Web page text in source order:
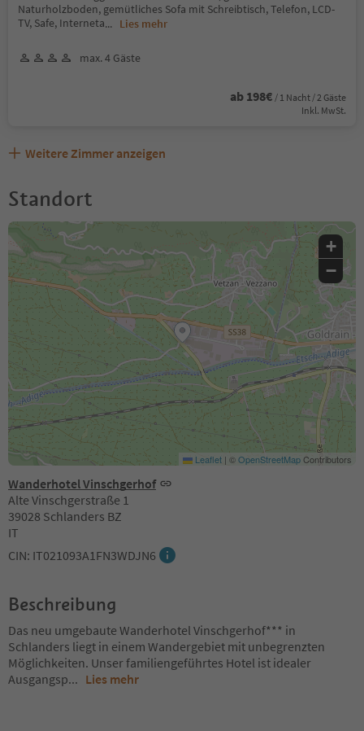
Naturholzboden, gemütliches Sofa mit Schreibtisch, Telefon, LCD-
TV, Safe, Interneta... Lies mehr
max. 4 Gäste
ab 198€ / 1 Nacht / 2 Gäste
Inkl. MwSt.
Weitere Zimmer anzeigen
Standort
Wanderhotel Vinschgerhof
Alte Vinschgerstraße 1
39028 Schlanders BZ
IT
CIN: IT021093A1FN3WDJN6
+
−
Leaflet | ©OpenStreetMapContributors
Beschreibung
Das neu umgebaute Wanderhotel Vinschgerhof*** in
Schlanders liegt in einem Wandergebiet mit unbegrenzten
Möglichkeiten. Unser familiengeführtes Hotel ist idealer
Ausgangsp... Lies mehr